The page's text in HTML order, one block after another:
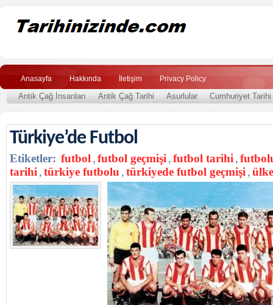
Anasayfa Hakkında İletişim Privacy Policy
Antik Çağ İnsanları Antik Çağ Tarihi Asurlular Cumhuriyet Tarihi
Türkiye’de Futbol
Etiketler: futbol ,futbol geçmişi ,futbol tarihi ,
tarihi ,türkiye futbolu ,türkiyede futbol geçmişi ,